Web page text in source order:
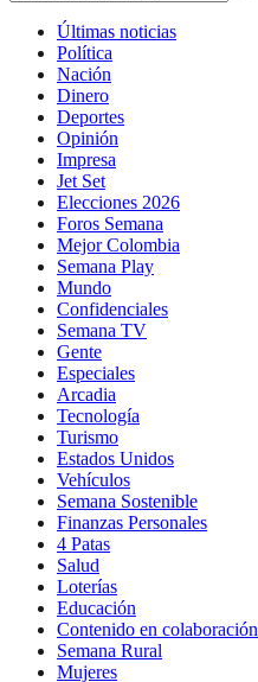
Últimas noticias
Política
Nación
Dinero
Deportes
Opinión
Impresa
Jet Set
Elecciones 2026
Foros Semana
Mejor Colombia
Semana Play
Mundo
Confidenciales
Semana TV
Gente
Especiales
Arcadia
Tecnología
Turismo
Estados Unidos
Vehículos
Semana Sostenible
Finanzas Personales
4 Patas
Salud
Loterías
Educación
Contenido en colaboración
Semana Rural
Mujeres